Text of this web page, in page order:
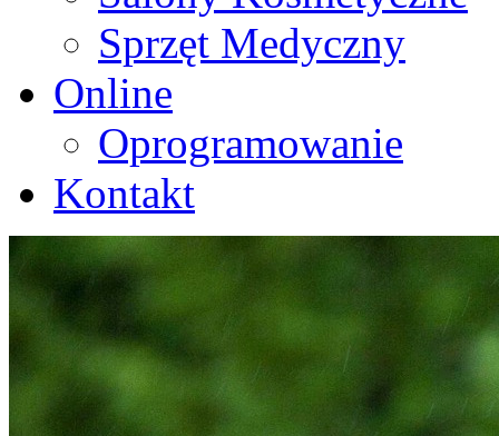
Sprzęt Medyczny
Online
Oprogramowanie
Kontakt